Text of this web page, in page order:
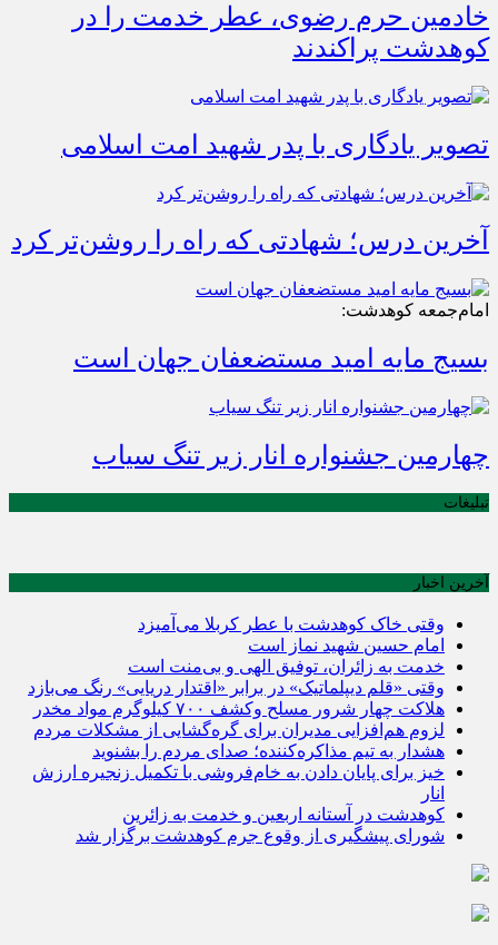
خادمین حرم رضوی، عطر خدمت را در
کوهدشت پراکندند
تصویر یادگاری با پدر شهید امت اسلامی
آخرین درس؛ شهادتی که راه را روشن‌تر کرد
امام‌جمعه کوهدشت:
بسیج مایه امید مستضعفان جهان است
چهارمین جشنواره انار زیر تنگ سیاب
تبلیغات
آخرین اخبار
وقتی خاک کوهدشت با عطر کربلا می‌آمیزد
امام حسین شهید نماز است
خدمت به زائران، توفیق الهی و بی‌منت است
وقتی «قلم دیپلماتیک» در برابر «اقتدار دریایی» رنگ می‌بازد
هلاکت چهار شرور مسلح وکشف ۷۰۰ کیلوگرم مواد مخدر
لزوم هم‌افزایی مدیران برای گره‌گشایی از مشکلات مردم
هشدار به تیم مذاکره‌کننده؛ صدای مردم را بشنوید
خیز برای پایان دادن به خام‌فروشی با تکمیل زنجیره ارزش
انار
کوهدشت در آستانه اربعین و خدمت‌ به زائرین
شورای پیشگیری از وقوع جرم کوهدشت برگزار شد